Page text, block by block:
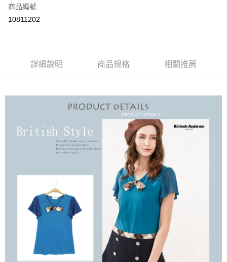
LINE Pay
付款後全家取貨
每筆NT$60，滿NT$1,000(含以上)免運費
每筆NT$60，滿NT$1,000(含以上)免運費
免運費
商品編號
10811202
詳細說明 商品規格 相關推薦